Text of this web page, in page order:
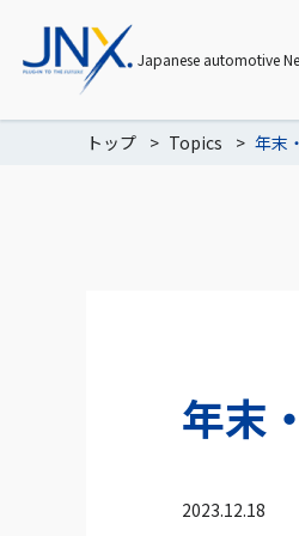
Japanese automotive
トップ Topics 年末
年末
2023.12.18